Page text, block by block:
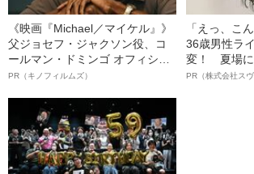
《映画『Michael／マイケル』》
父ジョセフ・ジャクソン役、コ
ールマン・ドミンゴ オフィシャ
ルインタビュー“観客を魅了した
語る”《日本興収70億円突破》
PR（キノフィルムズ）
「えっ、こ
36歳男性ラ
変！ 夏場に
オイ”や“ベタ
PR（株式会社スヴ